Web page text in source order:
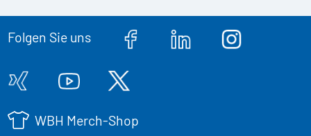
Folgen Sie uns
WBH Merch-Shop